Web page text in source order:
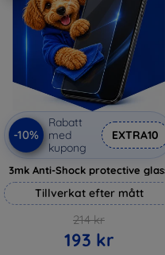
-10%
Rabatt
med
kupong
EXTRA10
3mk Anti-Shock protective
Tillverkat efter mått
214 kr
193 kr